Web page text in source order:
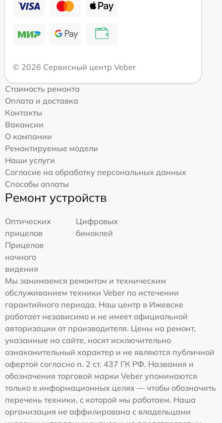
© 2026 Сервисный центр Veber
Стоимость ремонта
Оплата и доставка
Контакты
Вакансии
О компании
Ремонтируемые модели
Наши услуги
Согласие на обработку персональных данных
Способы оплаты
Ремонт устройств
Оптических
прицелов
Цифровых
биноклей
Прицелов
ночного
видения
Мы занимаемся ремонтом и техническим
обслуживанием техники Veber по истечении
гарантийного периода. Наш центр в Ижевске
работает независимо и не имеет официальной
авторизации от производителя. Цены на ремонт,
указанные на сайте, носят исключительно
ознакомительный характер и не являются публичной
офертой согласно п. 2 ст. 437 ГК РФ. Названия и
обозначения торговой марки Veber упоминаются
только в информационных целях — чтобы обозначить
перечень техники, с которой мы работаем. Наша
организация не аффилирована с владельцами